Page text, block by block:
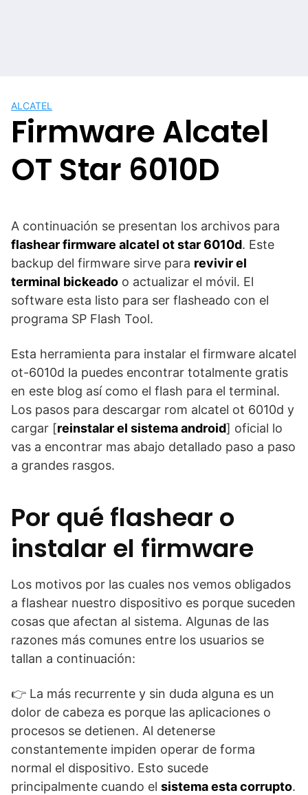
ALCATEL
Firmware Alcatel
OT Star 6010D
A continuación se presentan los archivos para
flashear firmware alcatel ot star 6010d. Este
backup del firmware sirve para revivir el
terminal bickeado o actualizar el móvil. El
software esta listo para ser flasheado con el
programa SP Flash Tool.
Esta herramienta para instalar el firmware alcatel
ot-6010d la puedes encontrar totalmente gratis
en este blog así como el flash para el terminal.
Los pasos para descargar rom alcatel ot 6010d y
cargar [reinstalar el sistema android] oficial lo
vas a encontrar mas abajo detallado paso a paso
a grandes rasgos.
Por qué flashear o
instalar el firmware
Los motivos por las cuales nos vemos obligados
a flashear nuestro dispositivo es porque suceden
cosas que afectan al sistema. Algunas de las
razones más comunes entre los usuarios se
tallan a continuación:
👉 La más recurrente y sin duda alguna es un
dolor de cabeza es porque las aplicaciones o
procesos se detienen. Al detenerse
constantemente impiden operar de forma
normal el dispositivo. Esto sucede
principalmente cuando el sistema esta corrupto.